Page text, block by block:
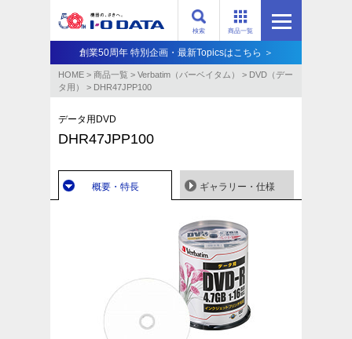
商品一覧
検索
創業50周年 特別企画・最新Topicsはこちら ＞
HOME > 商品一覧 > Verbatim（バーベイタム） > DVD（デー
タ用）
> DHR47JPP100
データ用DVD
DHR47JPP100
概要・特長 ギャラリー・仕様